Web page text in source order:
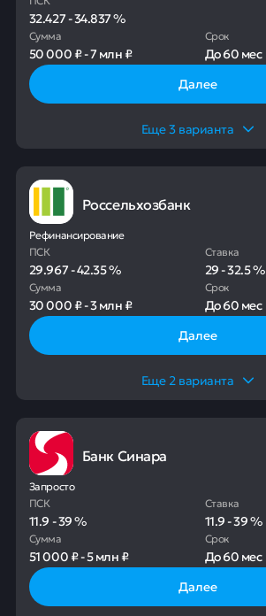
32.427-34.837%
Сумма
50 000 ₽-7 млн ₽
Срок
До60 мес
Далее
Еще3 варианта
Россельхозбанк
Рефинансирование
ПСК
29.967-42.35%
Ставка
29-32.5%
Сумма
30 000 ₽-3 млн ₽
Срок
До60 мес
Далее
Еще2 варианта
Банк Синара
Запросто
ПСК
11.9-39%
Ставка
11.9-39%
Сумма
51 000 ₽-5 млн ₽
Срок
До60 мес
Далее